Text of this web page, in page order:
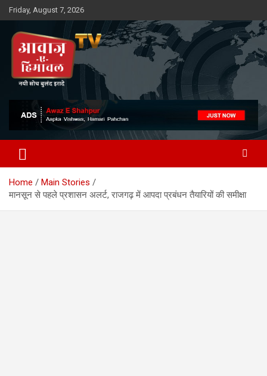
Skip
to
content
Friday, August 7, 2026
Awaz-E-Shahpur
Home
Main Stories
मानसून से पहले प्रशासन अलर्ट, राजगढ़ में आपदा प्रबंधन तैयारियों की समीक्षा